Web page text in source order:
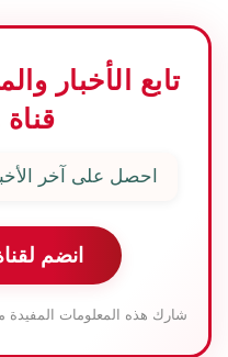
تابع الأخبار
احصل على آخر
انضم
شارك هذه المعلومات المفيدة